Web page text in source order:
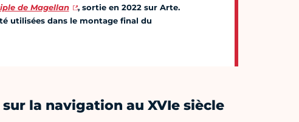
de Magellan
, sortie en 2022 sur Arte.
utilisées dans le montage final du
la navigation au XVIe siècle